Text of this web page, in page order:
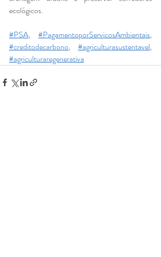
ecológicos.
#PSA, #PagamentoporServicosAmbientais
#creditodecarbono, #agriculturasustentavel
#agriculturaregenerativa